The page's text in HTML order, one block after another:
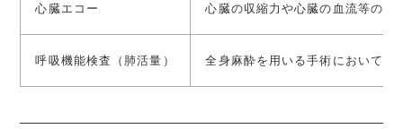
心臓エコー 心臓の収縮力や心臓の血流等の心
呼吸機能検査（肺活量） 全身麻酔を用いる手術においては